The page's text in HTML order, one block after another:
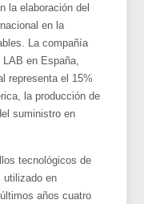
la elaboración del
en la
La compañía
en España,
representa el 15%
la producción de
suministro en
tecnológicos de
utilizado en
años cuatro